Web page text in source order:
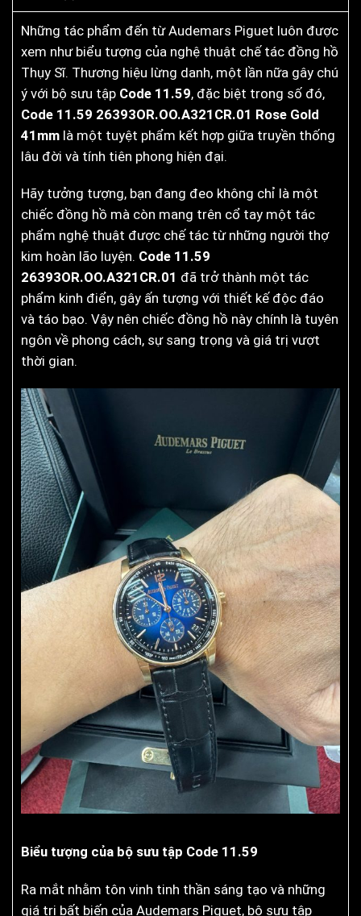
Những tác phẩm đến từ Audemars Piguet luôn được
xem như biểu tượng của nghệ thuật chế tác đồng hồ
Thụy Sĩ. Thương hiệu lừng danh, một lần nữa gây chú
ý với bộ sưu tập Code 11.59, đặc biệt trong số đó,
Code 11.59 26393OR.OO.A321CR.01 Rose Gold
41mm là một tuyệt phẩm kết hợp giữa truyền thống
lâu đời và tính tiên phong hiện đại.
Hãy tưởng tượng, bạn đang đeo không chỉ là một
chiếc đồng hồ mà còn mang trên cổ tay một tác
phẩm nghệ thuật được chế tác từ những người thợ
kim hoàn lão luyện. Code 11.59
26393OR.OO.A321CR.01 đã trở thành một tác
phẩm kinh điển, gây ấn tượng với thiết kế độc đáo
và táo bạo. Vậy nên chiếc đồng hồ này chính là tuyên
ngôn về phong cách, sự sang trọng và giá trị vượt
thời gian.
Biểu tượng của bộ sưu tập Code 11.59
Ra mắt nhằm tôn vinh tinh thần sáng tạo và những
giá trị bất biến của Audemars Piguet, bộ sưu tập